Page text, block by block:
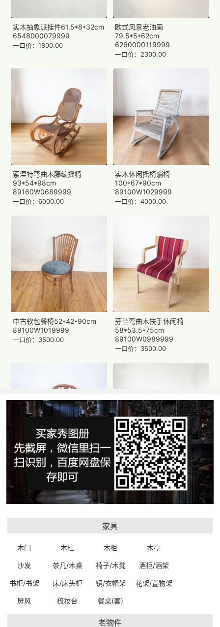
实木抽象派挂件61.5*8*32cm
6548000079999
一口价：1800.00
欧式风景老油画
79.5*5*62cm
6260000119999
一口价：2300.00
索涅特弯曲木藤编摇椅
93*54*98cm
89160W0689999
一口价：6000.00
实木休闲摇椅躺椅
100*67*90cm
89100W1029999
一口价：4000.00
中古软包餐椅52*42*90cm
89100W1019999
一口价：3500.00
芬兰弯曲木扶手休闲椅
58*53.5*75cm
89100W0989999
一口价：3500.00
弓背雕花温莎扶手椅
53*46*89cm
89100W0929999
一口价：3500.00
中古软座扶手椅
69*68*91.5cm
89140W0299999
丹麦中古环抱休闲扶手椅
瑞典Albin Johansson中古扶
手餐椅57*55*79cm
家具
木门 木柱 木柜 木亭
沙发 茶几/木桌 椅子/木凳 酒柜/酒架
书柜/书架 床/床头柜 镜/衣帽架 花架/置物架
屏风 梳妆台 餐桌(套)
老物件